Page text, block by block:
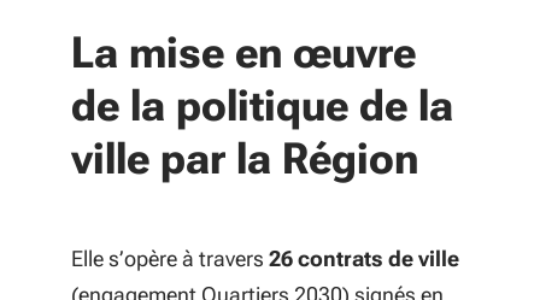
La mise en œuvre
de la politique de la
ville par la Région
Elle s’opère à travers 26 contrats de ville
(engagement Quartiers 2030) signés en